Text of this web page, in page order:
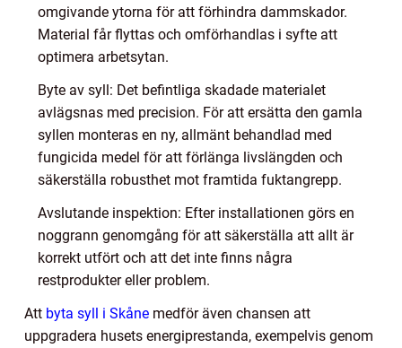
omgivande ytorna för att förhindra dammskador.
Material får flyttas och omförhandlas i syfte att
optimera arbetsytan.
Byte av syll: Det befintliga skadade materialet
avlägsnas med precision. För att ersätta den gamla
syllen monteras en ny, allmänt behandlad med
fungicida medel för att förlänga livslängden och
säkerställa robusthet mot framtida fuktangrepp.
Avslutande inspektion: Efter installationen görs en
noggrann genomgång för att säkerställa att allt är
korrekt utfört och att det inte finns några
restprodukter eller problem.
Att byta syll i Skåne medför även chansen att
uppgradera husets energiprestanda, exempelvis genom